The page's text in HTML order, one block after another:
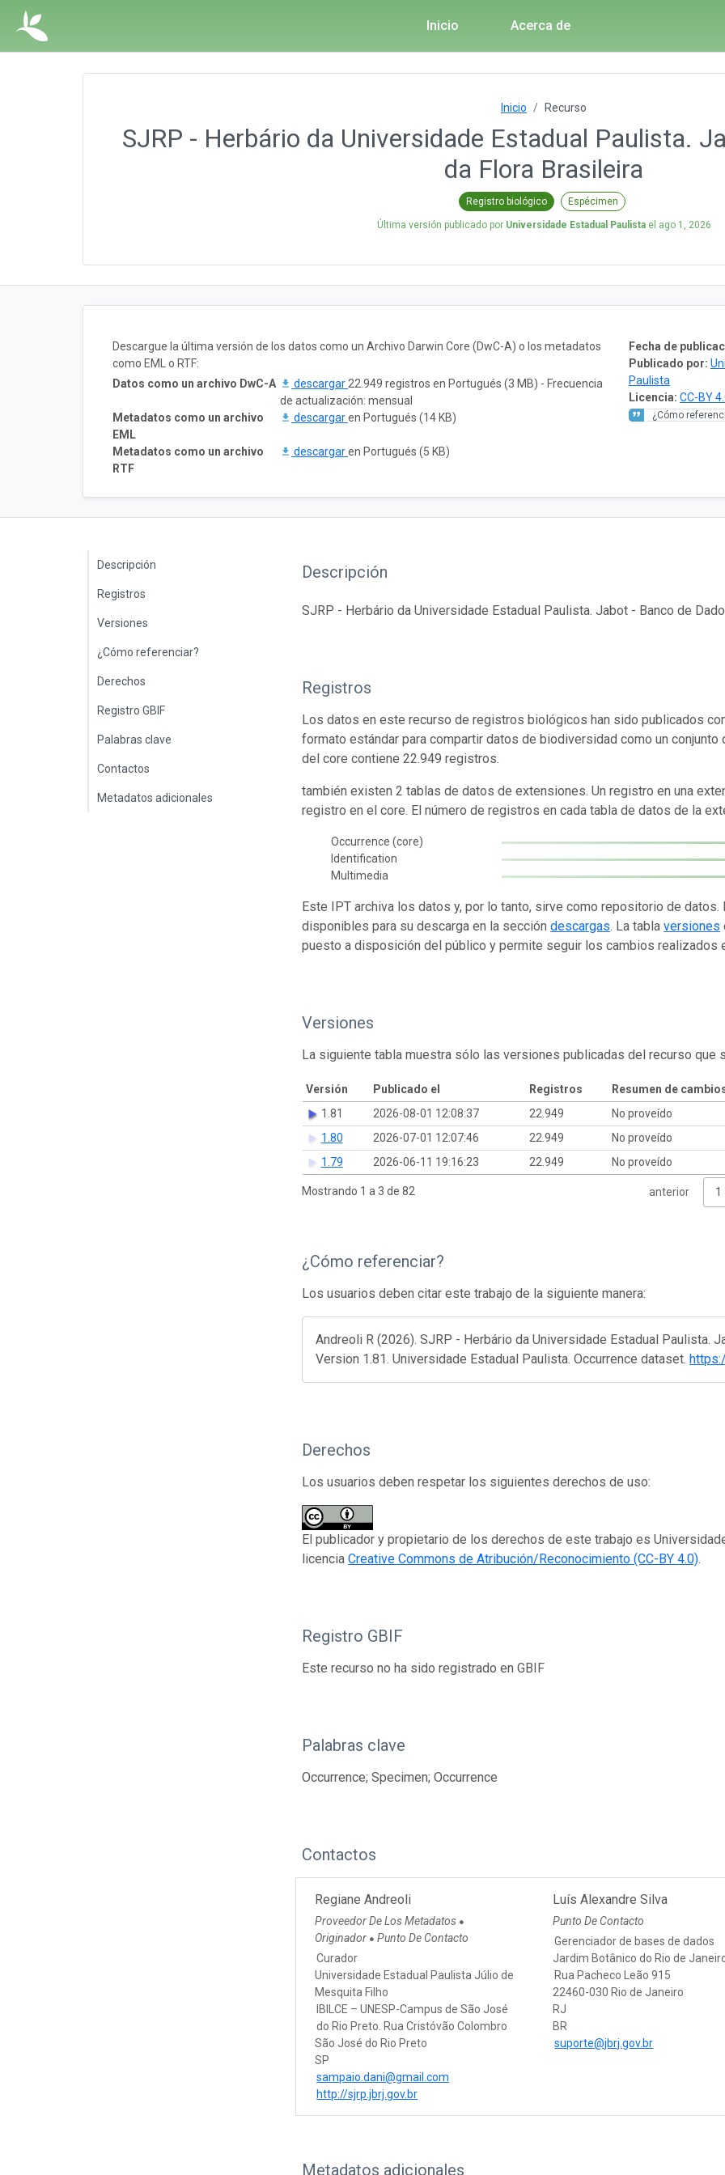
Inicio Acerca de
Inicio Recurso
SJRP - Herbário da Universidade Estadual Paulista.
da Flora Brasileira
Registro biológico Espécimen
Última versión publicado por Universidade Estadual Paulistael ago 1, 2026
Fecha de
Publicado por:
Paulista
Licencia: CC-BY
¿Cómo
Descargue la última versión de los datos como un Archivo Darwin Core (DwC-A) o los metadatos
como EML o RTF:
Datos como un archivo DwC-A
descargar 22.949 registros en Portugués (3 MB) - Frecuencia
de actualización: mensual
Metadatos como un archivo
EML
descargaren Portugués (14 KB)
Metadatos como un archivo
RTF
descargaren Portugués (5 KB)
Descripción
Registros
Versiones
¿Cómo referenciar?
Derechos
Registro GBIF
Palabras clave
Contactos
Metadatos adicionales
Descripción
SJRP - Herbário da Universidade Estadual Paulista. Jabot - Banco de
Registros
Los datos en este recurso de registros biológicos han sido publicados
formato estándar para compartir datos de biodiversidad como un
del core contiene 22.949 registros.
también existen 2 tablas de datos de extensiones. Un registro en una
registro en el core. El número de registros en cada tabla de datos de la
Occurrence (core)
Identification
Multimedia
Este IPT archiva los datos y, por lo tanto, sirve como repositorio de
disponibles para su descarga en la seccióndescargas. La tablaversiones
puesto a disposición del público y permite seguir los cambios realizados
Versiones
La siguiente tabla muestra sólo las versiones publicadas del recurso que
Versión Publicado el Registros
Resumen de
1.81
2026-08-01 12:08:37 22.949
No proveído
1.80
2026-07-01 12:07:46 22.949
No proveído
1.79
2026-06-11 19:16:23 22.949 No proveído
Mostrando 1 a 3 de 82 anterior 1
¿Cómo referenciar?
Los usuarios deben citar este trabajo de la siguiente manera:
Andreoli R (2026). SJRP - Herbário da Universidade Estadual Paulista.
Version 1.81. Universidade Estadual Paulista. Occurrence dataset.
Derechos
Los usuarios deben respetar los siguientes derechos de uso:
El publicador y propietario de los derechos de este trabajo es
licenciaCreative Commons de Atribución/Reconocimiento (CC-BY 4.0).
Registro GBIF
Este recurso no ha sido registrado en GBIF
Palabras clave
Occurrence; Specimen; Occurrence
Contactos
Regiane Andreoli
Proveedor De Los Metadatos ●
Originador ● Punto De Contacto
Curador
Universidade Estadual Paulista Júlio de
Mesquita Filho
IBILCE – UNESP-Campus de São José
do Rio Preto. Rua Cristóvão Colombro
São José do Rio Preto
SP
sampaio.dani@gmail.com
http://sjrp.jbrj.gov.br
Luís Alexandre Silva
Punto De Contacto
Gerenciador de bases de dados
Jardim Botânico do Rio de
Rua Pacheco Leão 915
22460-030 Rio de Janeiro
RJ
BR
suporte@jbrj.gov.br
Metadatos adicionales